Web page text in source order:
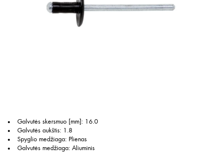
Galvutės skersmuo [mm] : 16.0
Galvutės aukštis: 1.8
Spyglio medžiaga: Plienas
Galvutės medžiaga: Aliuminis